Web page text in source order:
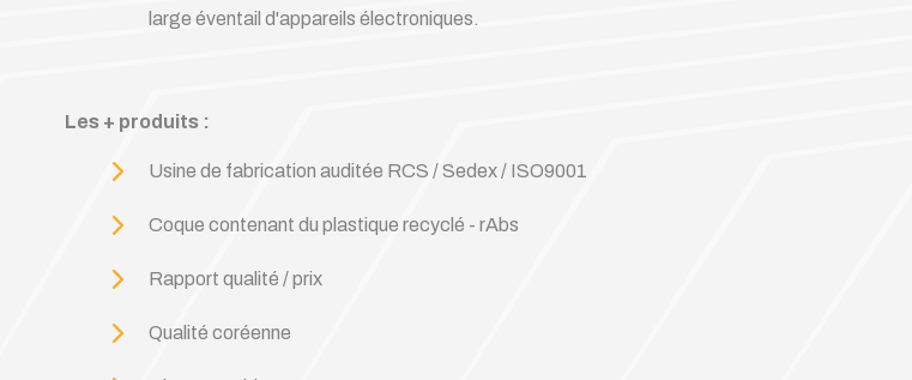
large éventail d'appareils électroniques.
Les + produits :
Usine de fabrication auditée RCS / Sedex / ISO9001
Coque contenant du plastique recyclé - rAbs
Rapport qualité / prix
Qualité coréenne